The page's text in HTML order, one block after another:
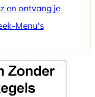
en ontvang je
Menu's